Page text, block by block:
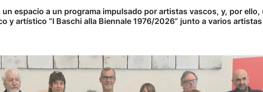
espacio a un programa impulsado por artistas vascos, y, por
y artístico “I Baschi alla Biennale 1976/2026” junto a varios